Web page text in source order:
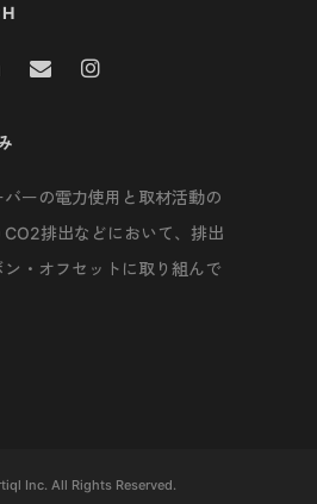
ーの電力使用と取材活動の
排出などにおいて、排出
・オフセットに取り組んで
Inc. All Rights Reserved.